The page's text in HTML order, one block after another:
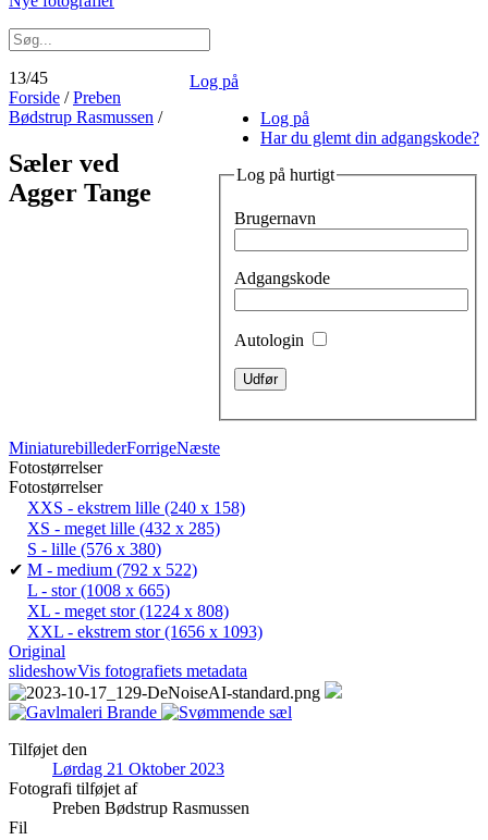
Log på
Log på
Har du glemt din adgangskode?
Log på hurtigt
Brugernavn
Adgangskode
Autologin
13/45
Forside /Preben
Bødstrup Rasmussen /
Sæler ved
Agger Tange
MiniaturebillederForrigeNæste
Fotostørrelser
Fotostørrelser
XXS - ekstrem lille (240 x 158)
XS - meget lille (432 x 285)
S - lille (576 x 380)
✔ M - medium (792 x 522)
L - stor(1008 x 665)
XL - meget stor(1224 x 808)
XXL - ekstrem stor(1656 x 1093)
Original
slideshowVis fotografiets metadata
Tilføjet den
Lørdag 21 Oktober 2023
Fotografi tilføjet af
Preben Bødstrup Rasmussen
Fil